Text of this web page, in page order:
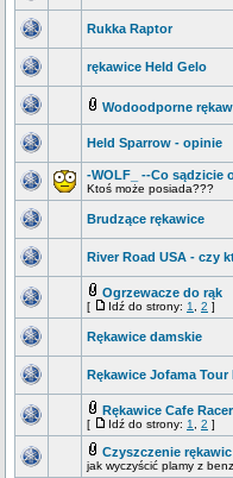
Rukka Raptor
rękawice Held Gelo
Wodoodporne
Held Sparrow - opinie
-WOLF_ --Co sądzicie
Ktoś może posiada???
Brudzące rękawice
River Road USA - czy
Ogrzewacze do rąk
[ Idź do strony: 1 2 ]
Rękawice damskie
Rękawice Jofama Tour
Rękawice Cafe Racer
[ Idź do strony: 1 2 ]
Czyszczenie rękawic
jak wyczyścić plamy z